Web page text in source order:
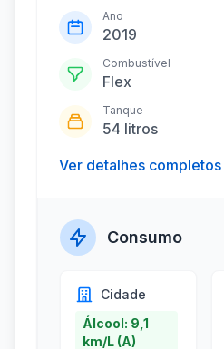
Ano
2019
Combustível
Flex
Tanque
54 litros
Ver detalhes completos
Consumo
Cidade
Álcool: 9,1
km/L (A)